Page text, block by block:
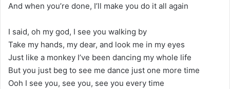
And when you’re done, I’ll make you do it all again
I said, oh my god, I see you walking by
Take my hands, my dear, and look me in my eyes
Just like a monkey I’ve been dancing my whole life
But you just beg to see me dance just one more time
Ooh I see you, see you, see you every time